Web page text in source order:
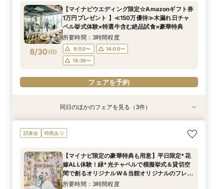
8/29(土)
9:00〜
13:30〜
18:00〜
フェアを予約
8/29(土)
所要時間：3時間程度
9:00〜
13:30〜
18:00〜
フェアを予約
8/29(土)
9:00〜
13:30〜
18:00〜
フェアを予約
8/30 (日)
【マイナビウエディング限定☆Amazonギフト券
1万円プレゼント 】≪150万優待≫木漏れ日チャ
ペル挙式体験×特選牛含む絶品試食×豪華特典
所要時間：3時間程度
9:00〜
14:00〜
18:30〜
フェアを予約
特典あり
8/30(日)
【ゲスト満足◎】絶品料理×オープンキッチン演
出＊豪華4万試食
9:00〜
14:00〜
18:30〜
特典あり
8/30(日)
【マイナビ限定*カジュアル派に人気】1.5次会や
パーティスタイルを検討中の方へ｜貸切邸宅で叶
所要時間：3時間程度
9:00〜
14:00〜
18:30〜
特典あり
8/30(日)
短期間でも理想が叶う◆安心サポート×豪華特典
付フェア
9:00〜
14:00〜
18:30〜
同日のほかのフェアを見る（3件）
試食会 特典あり
【マイナビ限定の豪華特典も用意】平日限定*花
嫁ALL体験！緑*光チャペルで模擬挙式＆貸切空
間で創るオリジナルW＆当館オリジナルのフレン
チ×日本料理の融合料理も体験できる贅沢試食会
所要時間：3時間程度